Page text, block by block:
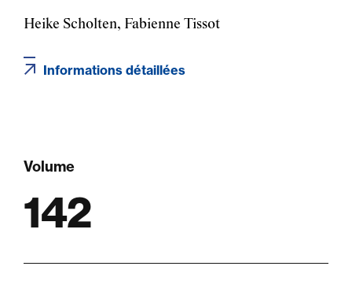
Heike Scholten, Fabienne Tissot
Informations détaillées
Volume
142